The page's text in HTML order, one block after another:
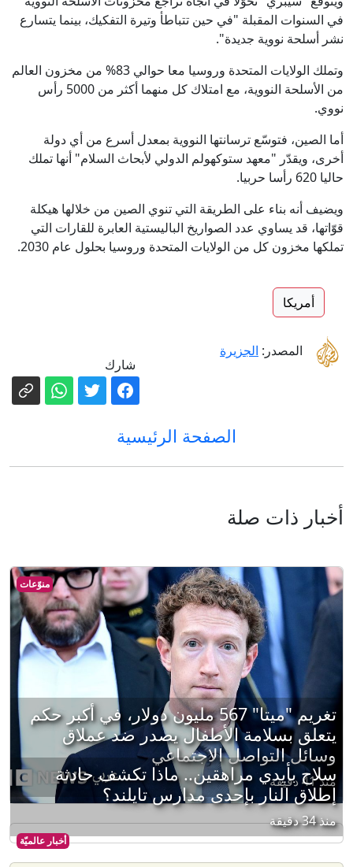
في السنوات المقبلة "في حين تتباطأ وتيرة التفكيك، بينما يتسارع
نشر أسلحة نووية جديدة".
وتملك الولايات المتحدة وروسيا معا حوالي 83% من مخزون العالم
من الأسلحة النووية، مع امتلاك كل منهما أكثر من 5000 رأس
نووي.
أما الصين، فتوسّع ترسانتها النووية بمعدل أسرع من أي دولة
أخرى، ويقدّر "معهد ستوكهولم الدولي لأبحاث السلام" أنها تملك
حاليا 620 رأسا حربيا.
ويضيف أنه بناء على الطريقة التي تنوي الصين من خلالها هيكلة
قوّاتها، قد يساوي عدد الصواريخ الباليستية العابرة للقارات التي
تملكها مخزون كل من الولايات المتحدة وروسيا بحلول عام 2030.
أمريكا
المصدر: الجزيرة
شارك
الصفحة الرئيسية
أخبار ذات صلة
منوّعات
تغريم "ميتا" 567 مليون دولار، في أكبر حكم
يتعلق بسلامة الأطفال يصدر ضد عملاق
وسائل التواصل الاجتماعي
منذ 41 دقيقة
أخبار عالميّة
سلاح بأيدي مراهقين.. ماذا تكشف حادثة
إطلاق النار بإحدى مدارس تايلند؟
منذ 34 دقيقة